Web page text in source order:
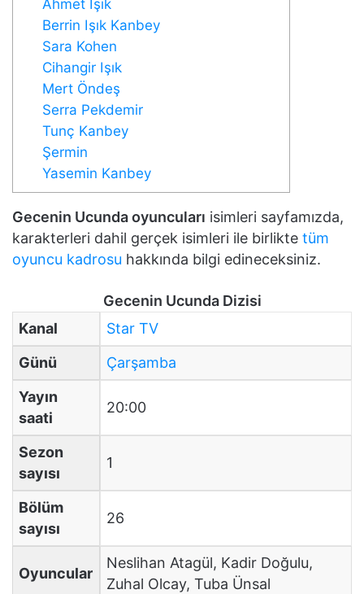
Ahmet Işık
Berrin Işık Kanbey
Sara Kohen
Cihangir Işık
Mert Öndeş
Serra Pekdemir
Tunç Kanbey
Şermin
Yasemin Kanbey
Gecenin Ucunda oyuncuları isimleri sayfamızda,
karakterleri dahil gerçek isimleri ile birlikte tüm
oyuncu kadrosu hakkında bilgi edineceksiniz.
Gecenin Ucunda Dizisi
Kanal
Star TV
Günü
Çarşamba
Yayın
saati
20:00
Sezon
sayısı
1
Bölüm
sayısı
26
Oyuncular
Neslihan Atagül, Kadir Doğulu,
Zuhal Olcay, Tuba Ünsal